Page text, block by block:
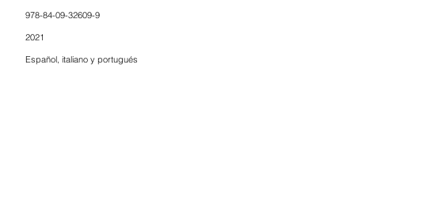
978-84-09-32609-9
2021
Español, italiano y portugués